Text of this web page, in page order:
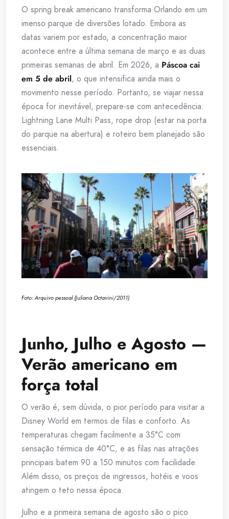
O spring break americano transforma Orlando em um
imenso parque de diversões lotado. Embora as
datas variem por estado, a concentração maior
acontece entre a última semana de março e as duas
primeiras semanas de abril. Em 2026, a Páscoa cai
em 5 de abril, o que intensifica ainda mais o
movimento nesse período. Portanto, se viajar nessa
época for inevitável, prepare-se com antecedência:
Lightning Lane Multi Pass, rope drop (estar na porta
do parque na abertura) e roteiro bem planejado são
essenciais.
Foto: Arquivo pessoal (Juliana Octavini/2011)
Junho, Julho e Agosto —
Verão americano em
força total
O verão é, sem dúvida, o pior período para visitar a
Disney World em termos de filas e conforto. As
temperaturas chegam facilmente a 35°C com
sensação térmica de 40°C, e as filas nas atrações
principais batem 90 a 150 minutos com facilidade.
Além disso, os preços de ingressos, hotéis e voos
atingem o teto nessa época.
Julho e a primeira semana de agosto são o pico